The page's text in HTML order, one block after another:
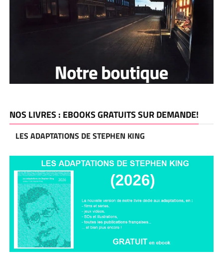
NOS LIVRES : EBOOKS GRATUITS SUR DEMANDE!
LES ADAPTATIONS DE STEPHEN KING